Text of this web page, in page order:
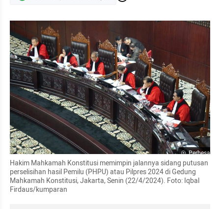
Perbesar
Hakim Mahkamah Konstitusi memimpin jalannya sidang putusan
perselisihan hasil Pemilu (PHPU) atau Pilpres 2024 di Gedung
Mahkamah Konstitusi, Jakarta, Senin (22/4/2024). Foto: Iqbal
Firdaus/kumparan